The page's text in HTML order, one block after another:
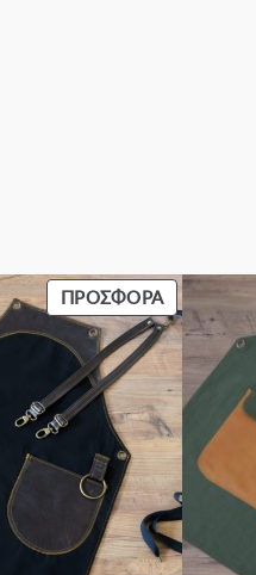
ΠΡΟΣΦΟΡΆΠΡΟΪΌΝ
ΣΕ
ΠΡΟΣΦΟΡΆ